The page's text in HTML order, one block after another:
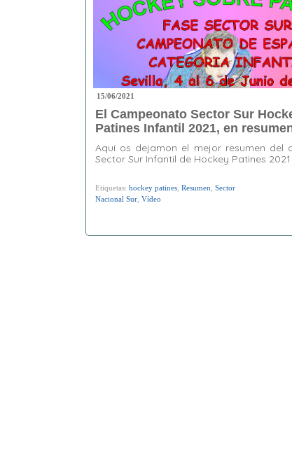
15/06/2021
El Campeonato Sector Sur
Patines Infantil 2021, en
Aquí os dejamon el mejor resumen del
Sector Sur Infantil de Hockey Patines 2021
Etiquetas: hockey patines Resumen Sector
Nacional Sur Vídeo